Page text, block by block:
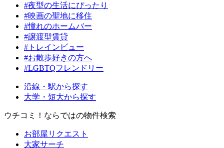
#夜型の生活にぴったり
#映画の聖地に移住
#憧れのホームバー
#譲渡型賃貸
#トレインビュー
#お散歩好きの方へ
#LGBTQフレンドリー
沿線・駅から探す
大学・短大から探す
ウチコミ！ならではの物件検索
お部屋リクエスト
大家サーチ